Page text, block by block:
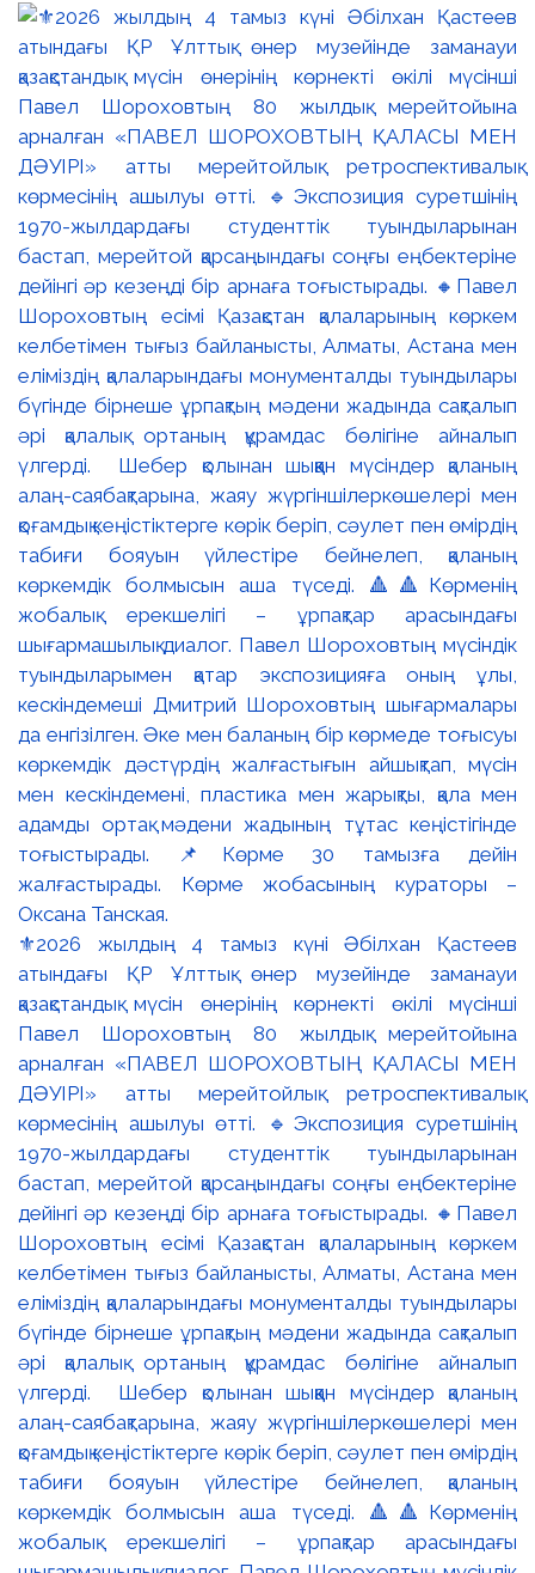
⚜️2026 жылдың 4 тамыз күні Әбілхан Қастеев
атындағы ҚР Ұлттық өнер музейінде заманауи
қазақстандық мүсін өнерінің көрнекті өкілі мүсінші
Павел Шороховтың 80 жылдық мерейтойына
арналған «ПАВЕЛ ШОРОХОВТЫҢ ҚАЛАСЫ МЕН
ДӘУІРІ» атты мерейтойлық ретроспективалық
көрмесінің ашылуы өтті. 🔹Экспозиция суретшінің
1970-жылдардағы студенттік туындыларынан
бастап, мерейтой қарсаңындағы соңғы еңбектеріне
дейінгі әр кезеңді бір арнаға тоғыстырады. 🔸Павел
Шороховтың есімі Қазақстан қалаларының көркем
келбетімен тығыз байланысты, Алматы, Астана мен
еліміздің қалаларындағы монументалды туындылары
бүгінде бірнеше ұрпақтың мәдени жадында сақталып
әрі қалалық ортаның құрамдас бөлігіне айналып
үлгерді. Шебер қолынан шыққан мүсіндер қаланың
алаң-саябақтарына, жаяу жүргіншілеркөшелері мен
қоғамдық кеңістіктерге көрік беріп, сәулет пен өмірдің
табиғи бояуын үйлестіре бейнелеп, қаланың
көркемдік болмысын аша түседі. 🔺🔺Көрменің
жобалық ерекшелігі – ұрпақтар арасындағы